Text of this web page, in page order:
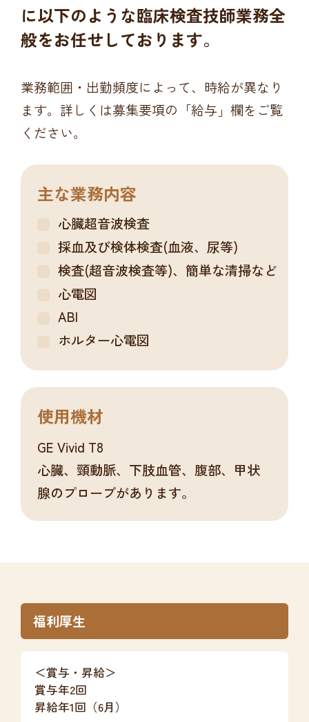
に以下のような臨床検査技師業務全
般をお任せしております。
業務範囲・出勤頻度によって、時給が異なり
ます。詳しくは募集要項の「給与」欄をご覧
ください。
主な業務内容
心臓超音波検査
採血及び検体検査(血液、尿等)
検査(超音波検査等)、簡単な清掃など
心電図
ABI
ホルター心電図
使用機材
GE Vivid T8
心臓、頸動脈、下肢血管、腹部、甲状
腺のプローブがあります。
福利厚生
＜賞与・昇給＞
賞与年2回
昇給年1回（6月）